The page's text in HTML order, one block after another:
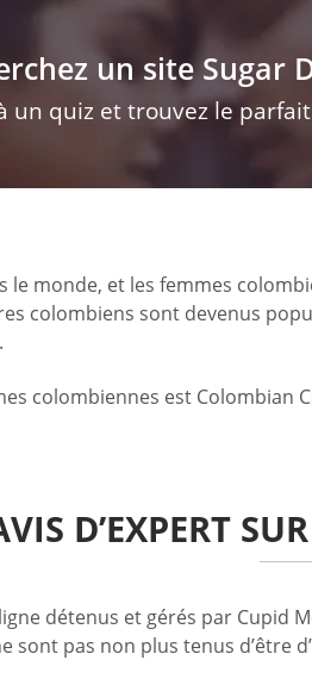
un site Sugar
un quiz et trouvez le
monde, et les femmes
colombiens sont devenus
colombiennes est
D’EXPERT
détenus et gérés par
sont pas non plus tenus